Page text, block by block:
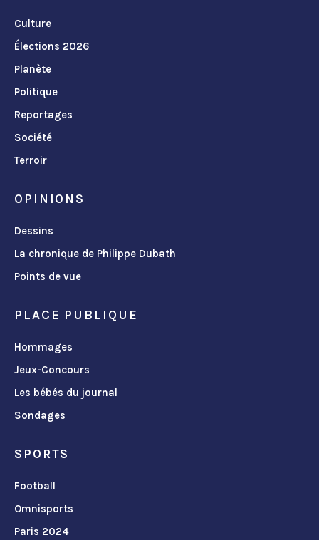
Culture
Élections 2026
Planète
Politique
Reportages
Société
Terroir
OPINIONS
Dessins
La chronique de Philippe Dubath
Points de vue
PLACE PUBLIQUE
Hommages
Jeux-Concours
Les bébés du journal
Sondages
SPORTS
Football
Omnisports
Paris 2024